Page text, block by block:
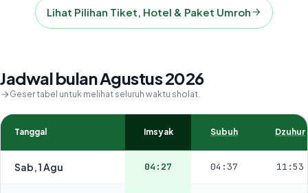
Lihat Pilihan Tiket, Hotel & Paket Umroh
Jadwal bulan Agustus 2026
Geser tabel untuk melihat seluruh waktu sholat.
Tanggal Imsyak Subuh Dzuhur
Sab, 1 Agu 04:27 04:37 11:53